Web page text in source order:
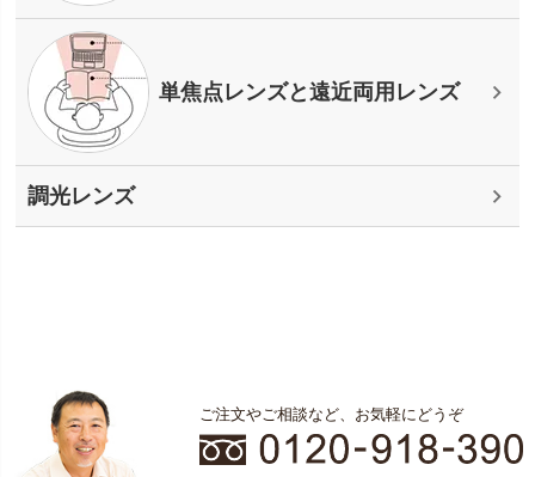
単焦点レンズと遠近両用レンズ
調光レンズ
ご注文やご相談など、お気軽にどうぞ